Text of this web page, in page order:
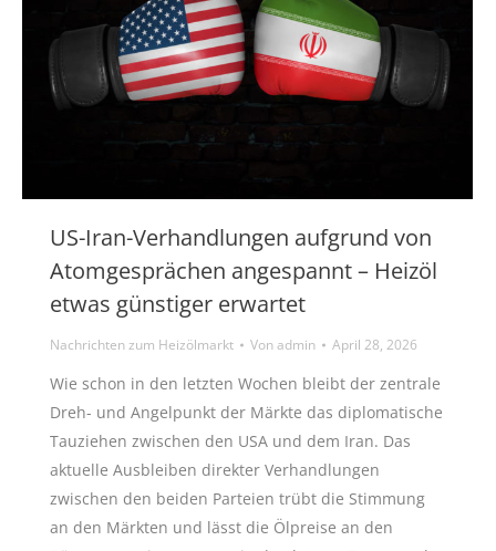
US-Iran-Verhandlungen aufgrund von
Atomgesprächen angespannt – Heizöl
etwas günstiger erwartet
Nachrichten zum Heizölmarkt Vonadmin April 28, 2026
Wie schon in den letzten Wochen bleibt der zentrale
Dreh- und Angelpunkt der Märkte das diplomatische
Tauziehen zwischen den USA und dem Iran. Das
aktuelle Ausbleiben direkter Verhandlungen
zwischen den beiden Parteien trübt die Stimmung
an den Märkten und lässt die Ölpreise an den